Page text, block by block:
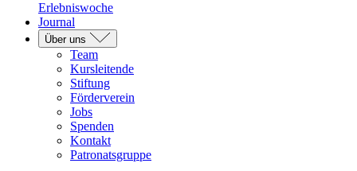
Erlebniswoche
Journal
Über uns
Team
Kursleitende
Stiftung
Förderverein
Jobs
Spenden
Kontakt
Patronatsgruppe